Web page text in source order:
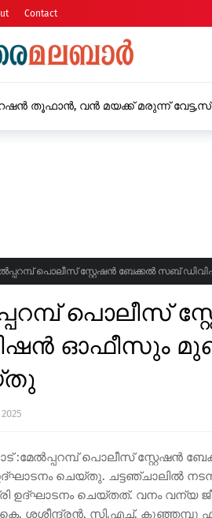
Contact
കാഞ്ഞങ്ങാട് സ്വദേശിയായ
പൊലീസ് സ്റ്റേഷൻ ബേക്കൽ സബ്
പൊലീസ്
ഓഫീസും
:മേൽപ്പറമ്പ് പൊലീസ് സ്റ്റേഷൻ
ചെയ്തു. ചട്ടഞ്ചാലിൽ
ഉദ്ഘാടനം ചെയ്തത്. വനം വന്യ
ശശീന്ദ്രൻ, സി.എച്ച്.